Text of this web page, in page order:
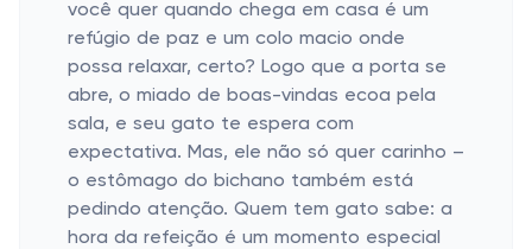
você quer quando chega em casa é um
refúgio de paz e um colo macio onde
possa relaxar, certo? Logo que a porta se
abre, o miado de boas-vindas ecoa pela
sala, e seu gato te espera com
expectativa. Mas, ele não só quer carinho –
o estômago do bichano também está
pedindo atenção. Quem tem gato sabe: a
hora da refeição é um momento especial